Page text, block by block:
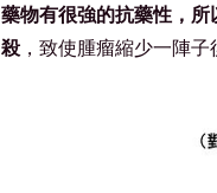
藥物有很強的抗藥性，
殺 ，致使腫瘤縮少一陣